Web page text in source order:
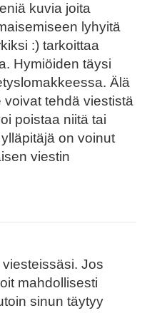
kuvia joita
lyhyitä
:) tarkoittaa
Hymiöiden täysi
Älä
voivat tehdä viestistä
poistaa niitä tai
on voinut
viestin
Jos
mahdollisesti
sinun täytyy